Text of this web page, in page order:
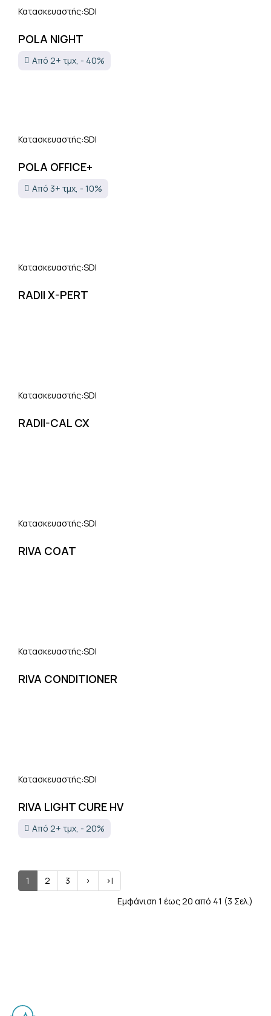
POLA NIGHT
Κατασκευαστής:SDI
Από 2+ τμχ, - 40%
POLA OFFICE+
Κατασκευαστής:SDI
Από 3+ τμχ, - 10%
RADII X-PERT
Κατασκευαστής:SDI
RADII-CAL CX
Κατασκευαστής:SDI
RIVA COAT
Κατασκευαστής:SDI
RIVA CONDITIONER
Κατασκευαστής:SDI
RIVA LIGHT CURE HV
Κατασκευαστής:SDI
Από 2+ τμχ, - 20%
1 2 3 >
>|
Εμφάνιση 1 έως 20 από 41 (3 Σελ.)